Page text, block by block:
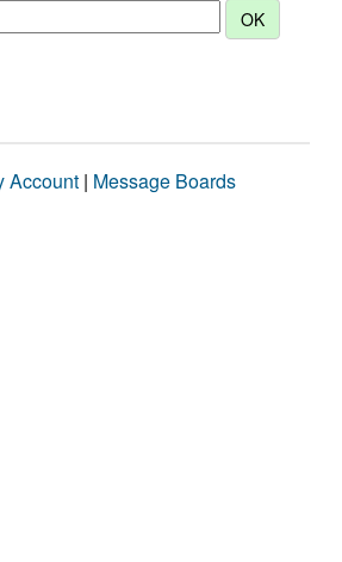
Account | Message Boards